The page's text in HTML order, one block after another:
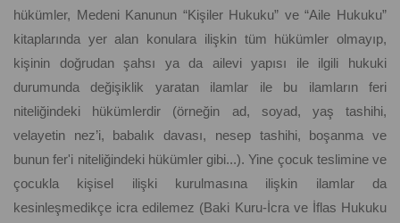
hükümler, Medeni Kanunun “Kişiler Hukuku” ve “Aile Hukuku”
kitaplarında yer alan konulara ilişkin tüm hükümler olmayıp,
kişinin doğrudan şahsı ya da ailevi yapısı ile ilgili hukuki
durumunda değişiklik yaratan ilamlar ile bu ilamların feri
niteliğindeki hükümlerdir (örneğin ad, soyad, yaş tashihi,
velayetin nez’i, babalık davası, nesep tashihi, boşanma ve
bunun fer'i niteliğindeki hükümler gibi...). Yine çocuk teslimine ve
çocukla kişisel ilişki kurulmasına ilişkin ilamlar da
kesinleşmedikçe icra edilemez (Baki Kuru-İcra ve İflas Hukuku